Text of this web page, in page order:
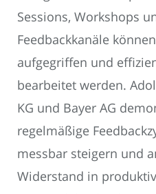
Sessions, Workshops
Feedbackkanäle
aufgegriffen und
bearbeitet werden.
KG und Bayer AG
regelmäßige
messbar steigern und
Widerstand in